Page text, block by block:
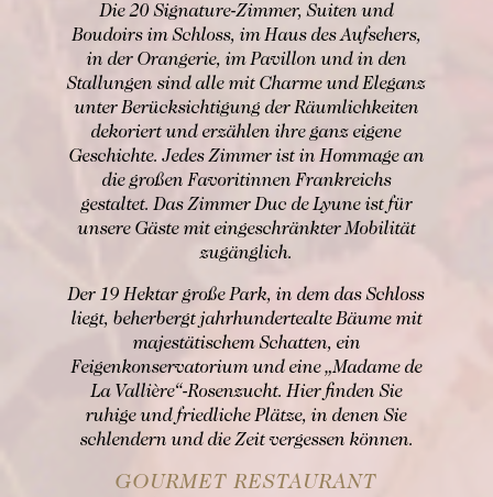
Die 20 Signature-Zimmer, Suiten und
Boudoirs im Schloss, im Haus des Aufsehers,
in der Orangerie, im Pavillon und in den
Stallungen sind alle mit Charme und Eleganz
unter Berücksichtigung der Räumlichkeiten
dekoriert und erzählen ihre ganz eigene
Geschichte. Jedes Zimmer ist in Hommage an
die großen Favoritinnen Frankreichs
gestaltet. Das Zimmer Duc de Lyune ist für
unsere Gäste mit eingeschränkter Mobilität
zugänglich.
Der 19 Hektar große Park, in dem das Schloss
liegt, beherbergt jahrhundertealte Bäume mit
majestätischem Schatten, ein
Feigenkonservatorium und eine „Madame de
La Vallière“-Rosenzucht. Hier finden Sie
ruhige und friedliche Plätze, in denen Sie
schlendern und die Zeit vergessen können.
GOURMET RESTAURANT